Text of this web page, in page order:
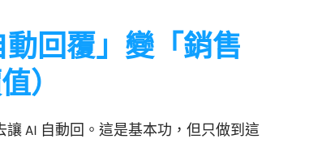
回覆」變「銷售
）
讓 AI 自動回。這是基本功，但只做到這